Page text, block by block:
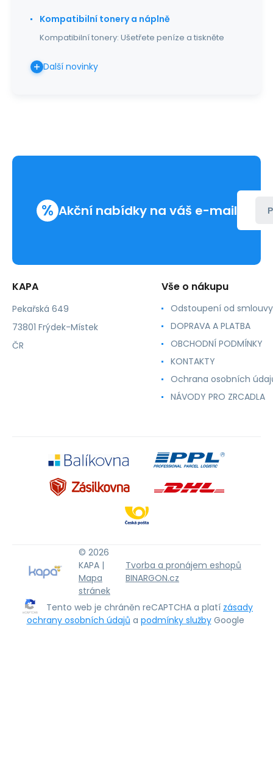
Kompatibilní tonery a náplně
Kompatibilní tonery: Ušetřete peníze a tiskněte
Další novinky
% Akční nabídky na váš e-mail
KAPA
Pekařská 649
73801 Frýdek-Místek
ČR
Vše o nákupu
Odstoupení od smlouvy
DOPRAVA A PLATBA
OBCHODNÍ PODMÍNKY
KONTAKTY
Ochrana osobních
NÁVODY PRO ZRCADLA
© 2026
KAPA |
Mapa
stránek
Tvorba a pronájem eshopů
BINARGON.cz
Tento web je chráněn reCAPTCHA a platí zásady
ochrany osobních údajů a podmínky služby Google